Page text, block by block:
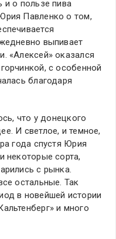
и о пользе пива
Павленко о том,
выпивает
«Алексей» оказался
с особенной
благодаря
что у донецкого
И светлое, и темное,
года спустя Юрия
некоторые сорта,
с рынка.
остальные. Так
в новейшей истории
и много